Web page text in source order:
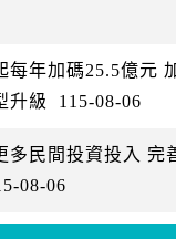
每年加碼25.5億元
升級
115-08-06
多民間投資投入 完
08-06